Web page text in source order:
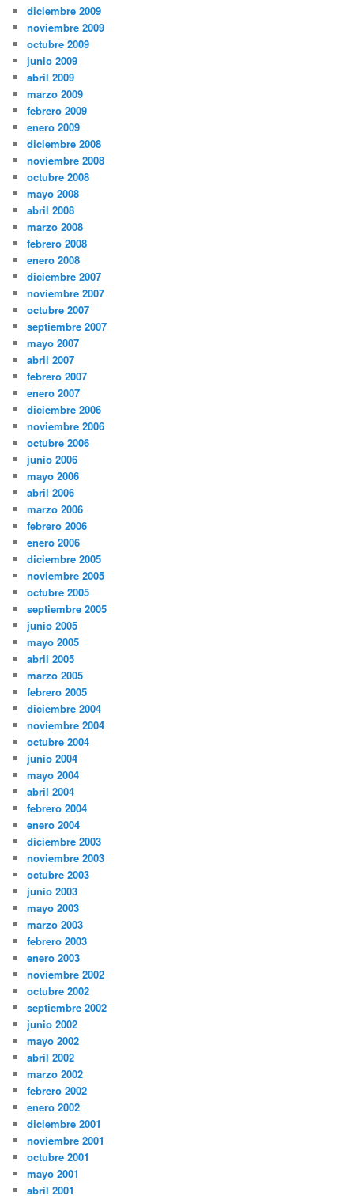
diciembre 2009
noviembre 2009
octubre 2009
junio 2009
abril 2009
marzo 2009
febrero 2009
enero 2009
diciembre 2008
noviembre 2008
octubre 2008
mayo 2008
abril 2008
marzo 2008
febrero 2008
enero 2008
diciembre 2007
noviembre 2007
octubre 2007
septiembre 2007
mayo 2007
abril 2007
febrero 2007
enero 2007
diciembre 2006
noviembre 2006
octubre 2006
junio 2006
mayo 2006
abril 2006
marzo 2006
febrero 2006
enero 2006
diciembre 2005
noviembre 2005
octubre 2005
septiembre 2005
junio 2005
mayo 2005
abril 2005
marzo 2005
febrero 2005
diciembre 2004
noviembre 2004
octubre 2004
junio 2004
mayo 2004
abril 2004
febrero 2004
enero 2004
diciembre 2003
noviembre 2003
octubre 2003
junio 2003
mayo 2003
marzo 2003
febrero 2003
enero 2003
noviembre 2002
octubre 2002
septiembre 2002
junio 2002
mayo 2002
abril 2002
marzo 2002
febrero 2002
enero 2002
diciembre 2001
noviembre 2001
octubre 2001
mayo 2001
abril 2001